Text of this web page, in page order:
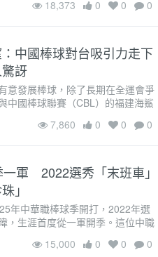
18,373 0 0 0
中國棒球對台吸引力走下
訝
意發展棒球，除了長期在全運會爭
中國棒球聯賽（CBL）的福建海鯊
名義，積極吸收前中職教練與球
7,860 0 0 0
一軍 2022選秀「末班車」
」
年中華職棒球季開打，2022年選
，生涯首度從一軍開季。這位中職
中的球棒與手套，讓悍將球迷更
15,000 0 0 0